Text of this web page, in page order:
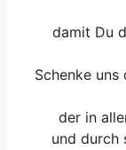
damit Du
Schenke uns
der in
und durch